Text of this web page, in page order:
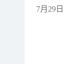
7月29日